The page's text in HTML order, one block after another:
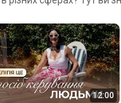
Все про кармічні
трансформацію життя. #маринахмєловська
12:00